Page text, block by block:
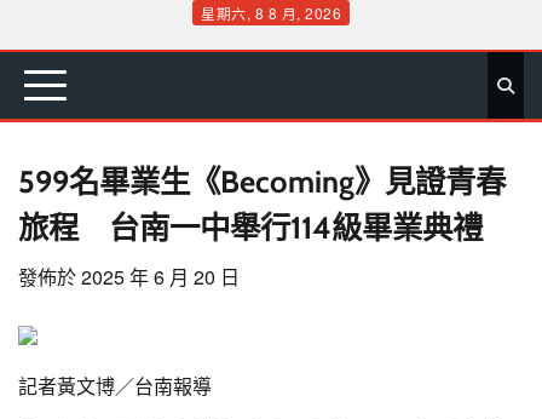
content
星期六, 8 8 月, 2026
首 要 娛 生 社 文 公 運 旅 政 地 專
599名畢業生《Becoming》見證青春
旅程 台南一中舉行114級畢業典禮
發佈於2025 年 6 月 20 日
記者黃文博／台南報導